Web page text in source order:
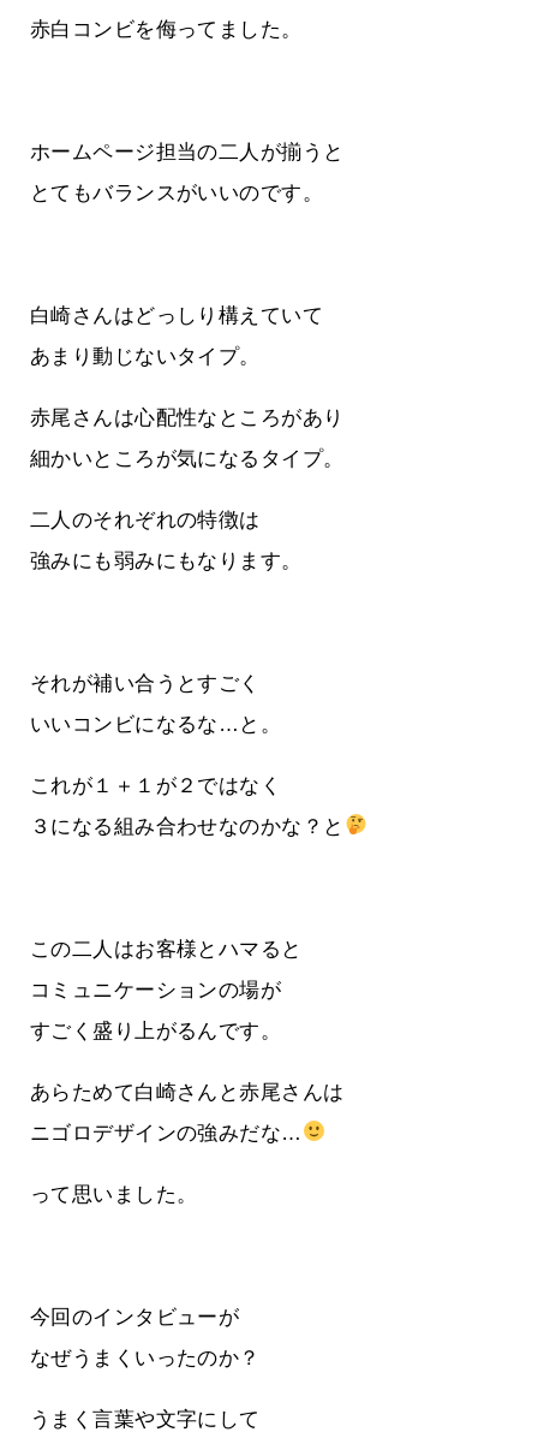
赤白コンビを侮ってました。
ホームページ担当の二人が揃うと
とてもバランスがいいのです。
白崎さんはどっしり構えていて
あまり動じないタイプ。
赤尾さんは心配性なところがあり
細かいところが気になるタイプ。
二人のそれぞれの特徴は
強みにも弱みにもなります。
それが補い合うとすごく
いいコンビになるな…と。
これが１＋１が２ではなく
３になる組み合わせなのかな？と
この二人はお客様とハマると
コミュニケーションの場が
すごく盛り上がるんです。
あらためて白崎さんと赤尾さんは
ニゴロデザインの強みだな…
って思いました。
今回のインタビューが
なぜうまくいったのか？
うまく言葉や文字にして